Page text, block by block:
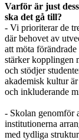
Varför är just
ska det gå till?
- Vi prioriterar de
där behovet av
att möta
stärker kopplingen
och stödjer
akademisk kultur
och inkluderande
- Skolan genomför
institutionerna
med tydliga